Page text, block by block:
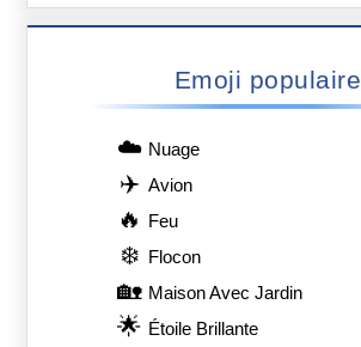
Emoji populaire
☁️ Nuage
✈️ Avion
🔥 Feu
❄️ Flocon
🏡 Maison Avec Jardin
🌟 Étoile Brillante